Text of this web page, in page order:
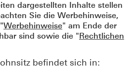
dargestellten Inhalte stellen
Sie die Werbehinweise,
Werbehinweise" am Ende der
sind sowie die "Rechtlichen
befindet sich in: